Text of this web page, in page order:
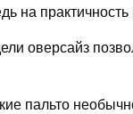
на
оверсайз
пальто